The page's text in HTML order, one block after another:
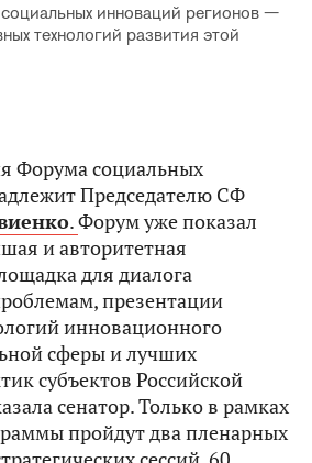
инноваций регионов —
технологий развития этой
Форума социальных
Председателю СФ
.Форум уже показал
и авторитетная
для диалога
презентации
инновационного
сферы и лучших
субъектов Российской
сенатор. Только в рамках
пройдут два пленарных